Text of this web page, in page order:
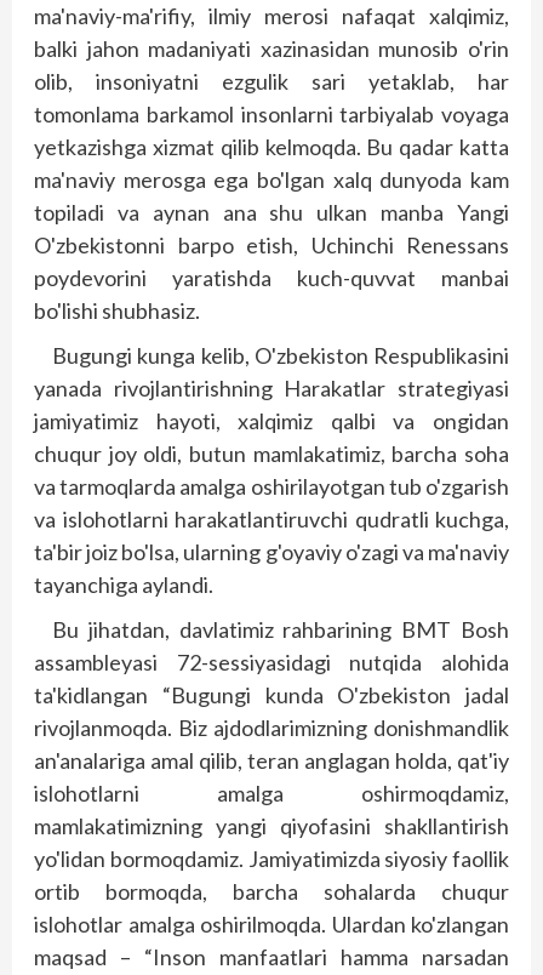
ma'naviy-ma'rifiy, ilmiy merosi nafaqat xalqimiz,
balki jahon madaniyati xazinasidan munosib o'rin
olib, insoniyatni ezgulik sari yetaklab, har
tomonlama barkamol insonlarni tarbiyalab voyaga
yetkazishga xizmat qilib kelmoqda. Bu qadar katta
ma'naviy merosga ega bo'lgan xalq dunyoda kam
topiladi va aynan ana shu ulkan manba Yangi
O'zbekistonni barpo etish, Uchinchi Renessans
poydevorini yaratishda kuch-quvvat manbai
bo'lishi shubhasiz.
Bugungi kunga kelib, O'zbekis­ton Respublikasini
yanada rivoj­lantirishning Harakatlar strategiyasi
jamiyatimiz hayoti, xalqimiz qalbi va ongidan
chuqur joy oldi, butun mamlakatimiz, barcha soha
va tarmoqlarda amalga oshirilayotgan tub o'zgarish
va islohotlarni harakatlantiruvchi qud­ratli kuchga,
ta'bir joiz bo'lsa, ularning g'oyaviy o'zagi va ma'naviy
tayanchiga aylandi.
Bu jihatdan, davlatimiz rahbarining BMT Bosh
assambleya­si 72-sessiyasidagi nutqida alohida
ta'kidlangan “Bugungi kunda O'zbekiston jadal
rivoj­lanmoqda. Biz ajdodlarimizning donishmandlik
an'analariga amal qilib, teran anglagan holda, qat'iy
islohotlarni amalga oshirmoqdamiz,
mamlakatimizning yangi qiyofasini shakllantirish
yo'lidan bormoqdamiz. Jamiyatimizda siyosiy faollik
ortib bormoqda, barcha sohalarda chuqur
islohotlar amalga oshirilmoqda. Ulardan ko'zlangan
maqsad – “Inson manfaatlari hamma narsadan